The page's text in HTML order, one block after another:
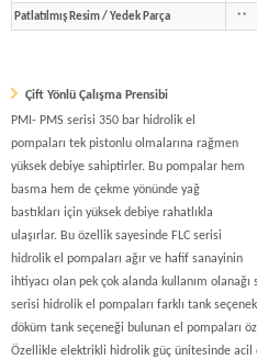
Patlatılmış Resim / Yedek Parça **
Çift Yönlü Çalışma Prensibi
PMI- PMS serisi 350 bar hidrolik el
pompaları tek pistonlu olmalarına rağmen
yüksek debiye sahiptirler. Bu pompalar hem
basma hem de çekme yönünde yağ
bastıkları için yüksek debiye rahatlıkla
ulaşırlar. Bu özellik sayesinde FLC serisi
hidrolik el pompaları ağır ve hafif sanayinin
ihtiyacı olan pek çok alanda kullanım olanağı
serisi hidrolik el pompaları farklı tank
döküm tank seçeneği bulunan el pompaları
Özellikle elektrikli hidrolik güç ünitesinde acil